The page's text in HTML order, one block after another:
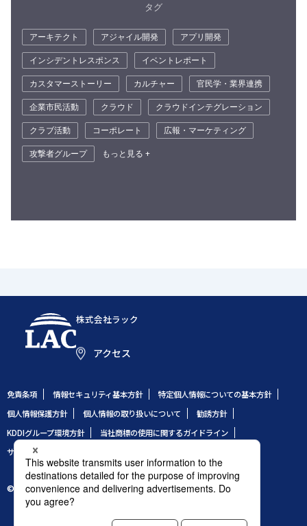
タグ
アーキテクト アジャイル開発
アプリ開発
インシデントレスポンス
イベントレポート
カスタマーストーリー
カルチャー
官民学・業界連携
企業市民活動
クラウド
クラウドインテグレーション
クラブ活動
コーポレート
広報・マーケティング
攻撃者グループ
もっと見る +
株式会社ラック
アクセス
免責条項 情報セキュリティ基本方針
特定個人情報についての基本方針
個人情報保護方針
個人情報の取り扱いについて
勧誘方針
KDDIグループ環境方針
当社商標の使用に関するガイドライン
サイトのご利用条件
© 1995 LAC Co., Ltd.